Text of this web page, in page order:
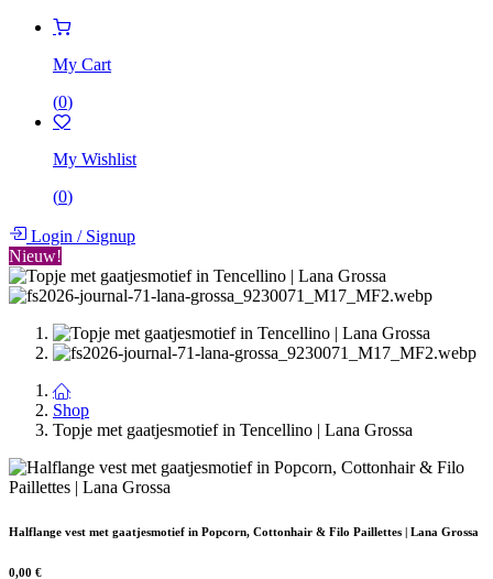
My Cart
(0)
My Wishlist
(0)
Login /Signup
Nieuw!
Shop
Topje met gaatjesmotief in Tencellino | Lana Grossa
Halflange vest met gaatjesmotief in Popcorn, Cottonhair & Filo Paillettes | Lana Grossa
0,00 €